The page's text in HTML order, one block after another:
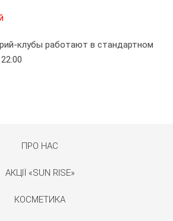
клубы работают в стандартном
ПРО НАС
АКЦІЇ «SUN RISE»
КОСМЕТИКА